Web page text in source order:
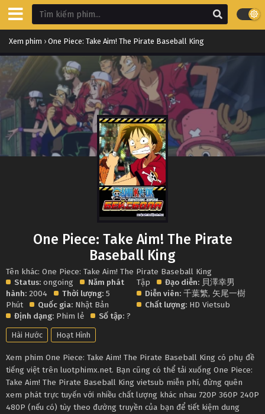
Xem phim › One Piece: Take Aim! The Pirate Baseball King
One Piece: Take Aim! The Pirate
Baseball King
Tên khác: One Piece: Take Aim! The Pirate Baseball King
Status: ongoing
Năm phát
hành: 2004 Thời lượng: 5
Phút
Quốc gia: Nhật Bản
Định dạng: Phim lẻ Số tập: ?
Tập Đạo diễn: 貝澤幸男
Diễn viên: 千葉繁, 矢尾一樹
Chất lượng: HD Vietsub
Hài Hước Hoạt Hình
Xem phim One Piece: Take Aim! The Pirate Baseball King có phụ đề
tiếng việt trên luotphimx.net. Bạn cũng có thể tải xuống One Piece:
Take Aim! The Pirate Baseball King vietsub miễn phí, đừng quên
xem phát trực tuyến với nhiều chất lượng khác nhau 720P 360P 240P
480P (nếu có) tùy theo đường truyền của bạn để tiết kiệm dung